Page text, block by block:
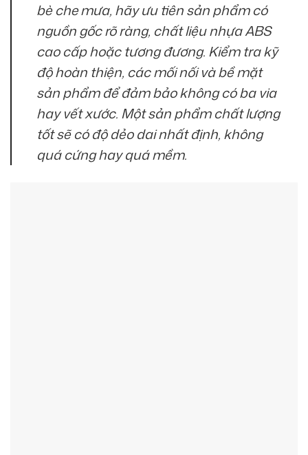
bè che mưa, hãy ưu tiên sản phẩm có
nguồn gốc rõ ràng, chất liệu nhựa ABS
cao cấp hoặc tương đương. Kiểm tra kỹ
độ hoàn thiện, các mối nối và bề mặt
sản phẩm để đảm bảo không có ba via
hay vết xước. Một sản phẩm chất lượng
tốt sẽ có độ dẻo dai nhất định, không
quá cứng hay quá mềm.